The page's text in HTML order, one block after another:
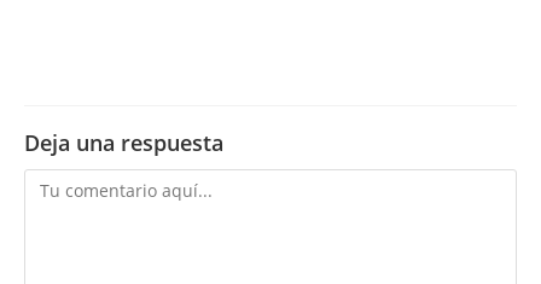
Deja una respuesta
Comentario